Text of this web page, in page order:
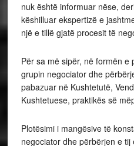
nuk është informuar nëse,
këshilluar ekspertizë e
një e tillë gjatë procesit të
Për sa më sipër, në formën
grupin negociator dhe
pabazuar në Kushtetutë,
Kushtetuese, praktikës së
Plotësimi i mangësive të
negociator dhe përbërjen e